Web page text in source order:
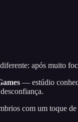
após muito
— estúdio
com um toque